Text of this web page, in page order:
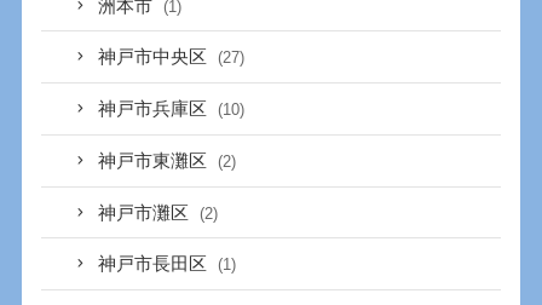
洲本市 (1)
神戸市中央区 (27)
神戸市兵庫区 (10)
神戸市東灘区 (2)
神戸市灘区 (2)
神戸市長田区 (1)